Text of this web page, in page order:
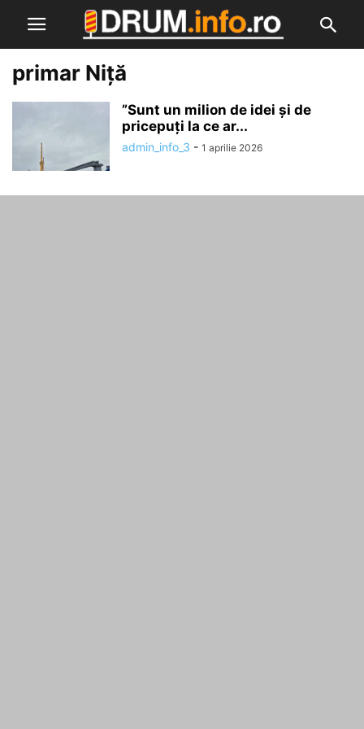
primar Niță
”Sunt un milion de idei și de
pricepuți la ce ar...
admin_info_3 - 1 aprilie 2026